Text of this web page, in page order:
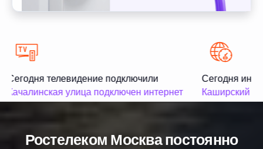
Сегодня телевидение подключили
Качалинская улица подключен интернет
Сегодня
Каширский
Ростелеком Москва постоянно